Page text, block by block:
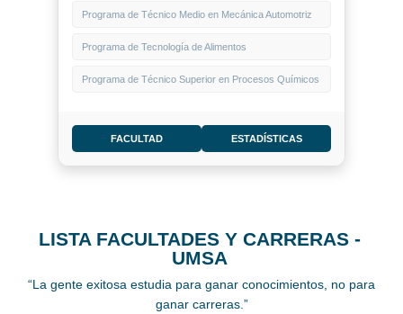
Programa de Técnico Medio en Mecánica Automotriz
Programa de Tecnología de Alimentos
Programa de Técnico Superior en Procesos Químicos
FACULTAD ESTADÍSTICAS
LISTA FACULTADES Y CARRERAS -
UMSA
“La gente exitosa estudia para ganar conocimientos, no para
ganar carreras.”